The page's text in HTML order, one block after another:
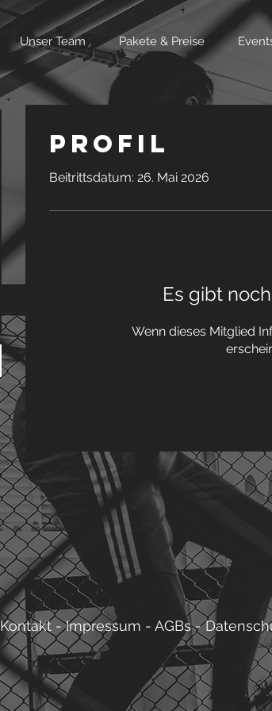
Unser Team Pakete & Preise
Profil
Beitrittsdatum: 26. Mai 2026
Es gibt
Wenn dieses Mitglied
Kontakt -Impressum - AGBs-